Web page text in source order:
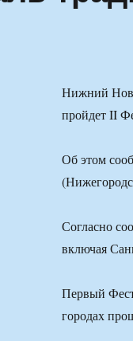
Нижний
пройдет II
Об этом
Согласно
включая
Первый
городах